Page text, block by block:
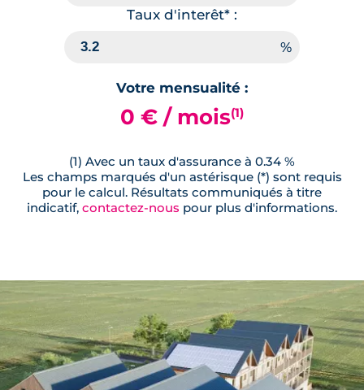
Lot A305
69.06 m²
èmeétage
🗞 📞
Taux d'interêt* :
Votre mensualité :
0 € / mois(1)
(1) Avec un taux d'assurance à 0.34 %
Les champs marqués d'un astérisque (*) sont requis
pour le calcul. Résultats communiqués à titre
indicatif, contactez-nous pour plus d'informations.